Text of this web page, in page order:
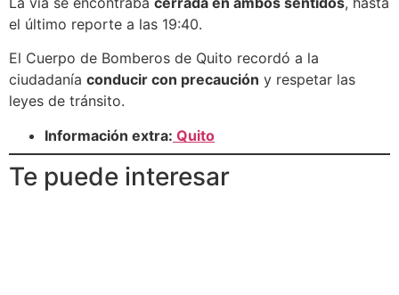
el último reporte a las 19:40.
El Cuerpo de Bomberos de Quito recordó a la
ciudadanía conducir con precaución y respetar las
leyes de tránsito.
Información extra: Quito
Te puede interesar